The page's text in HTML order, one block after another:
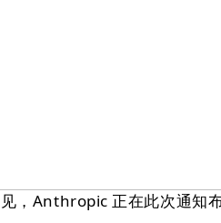
，Anthropic 正在此次通知